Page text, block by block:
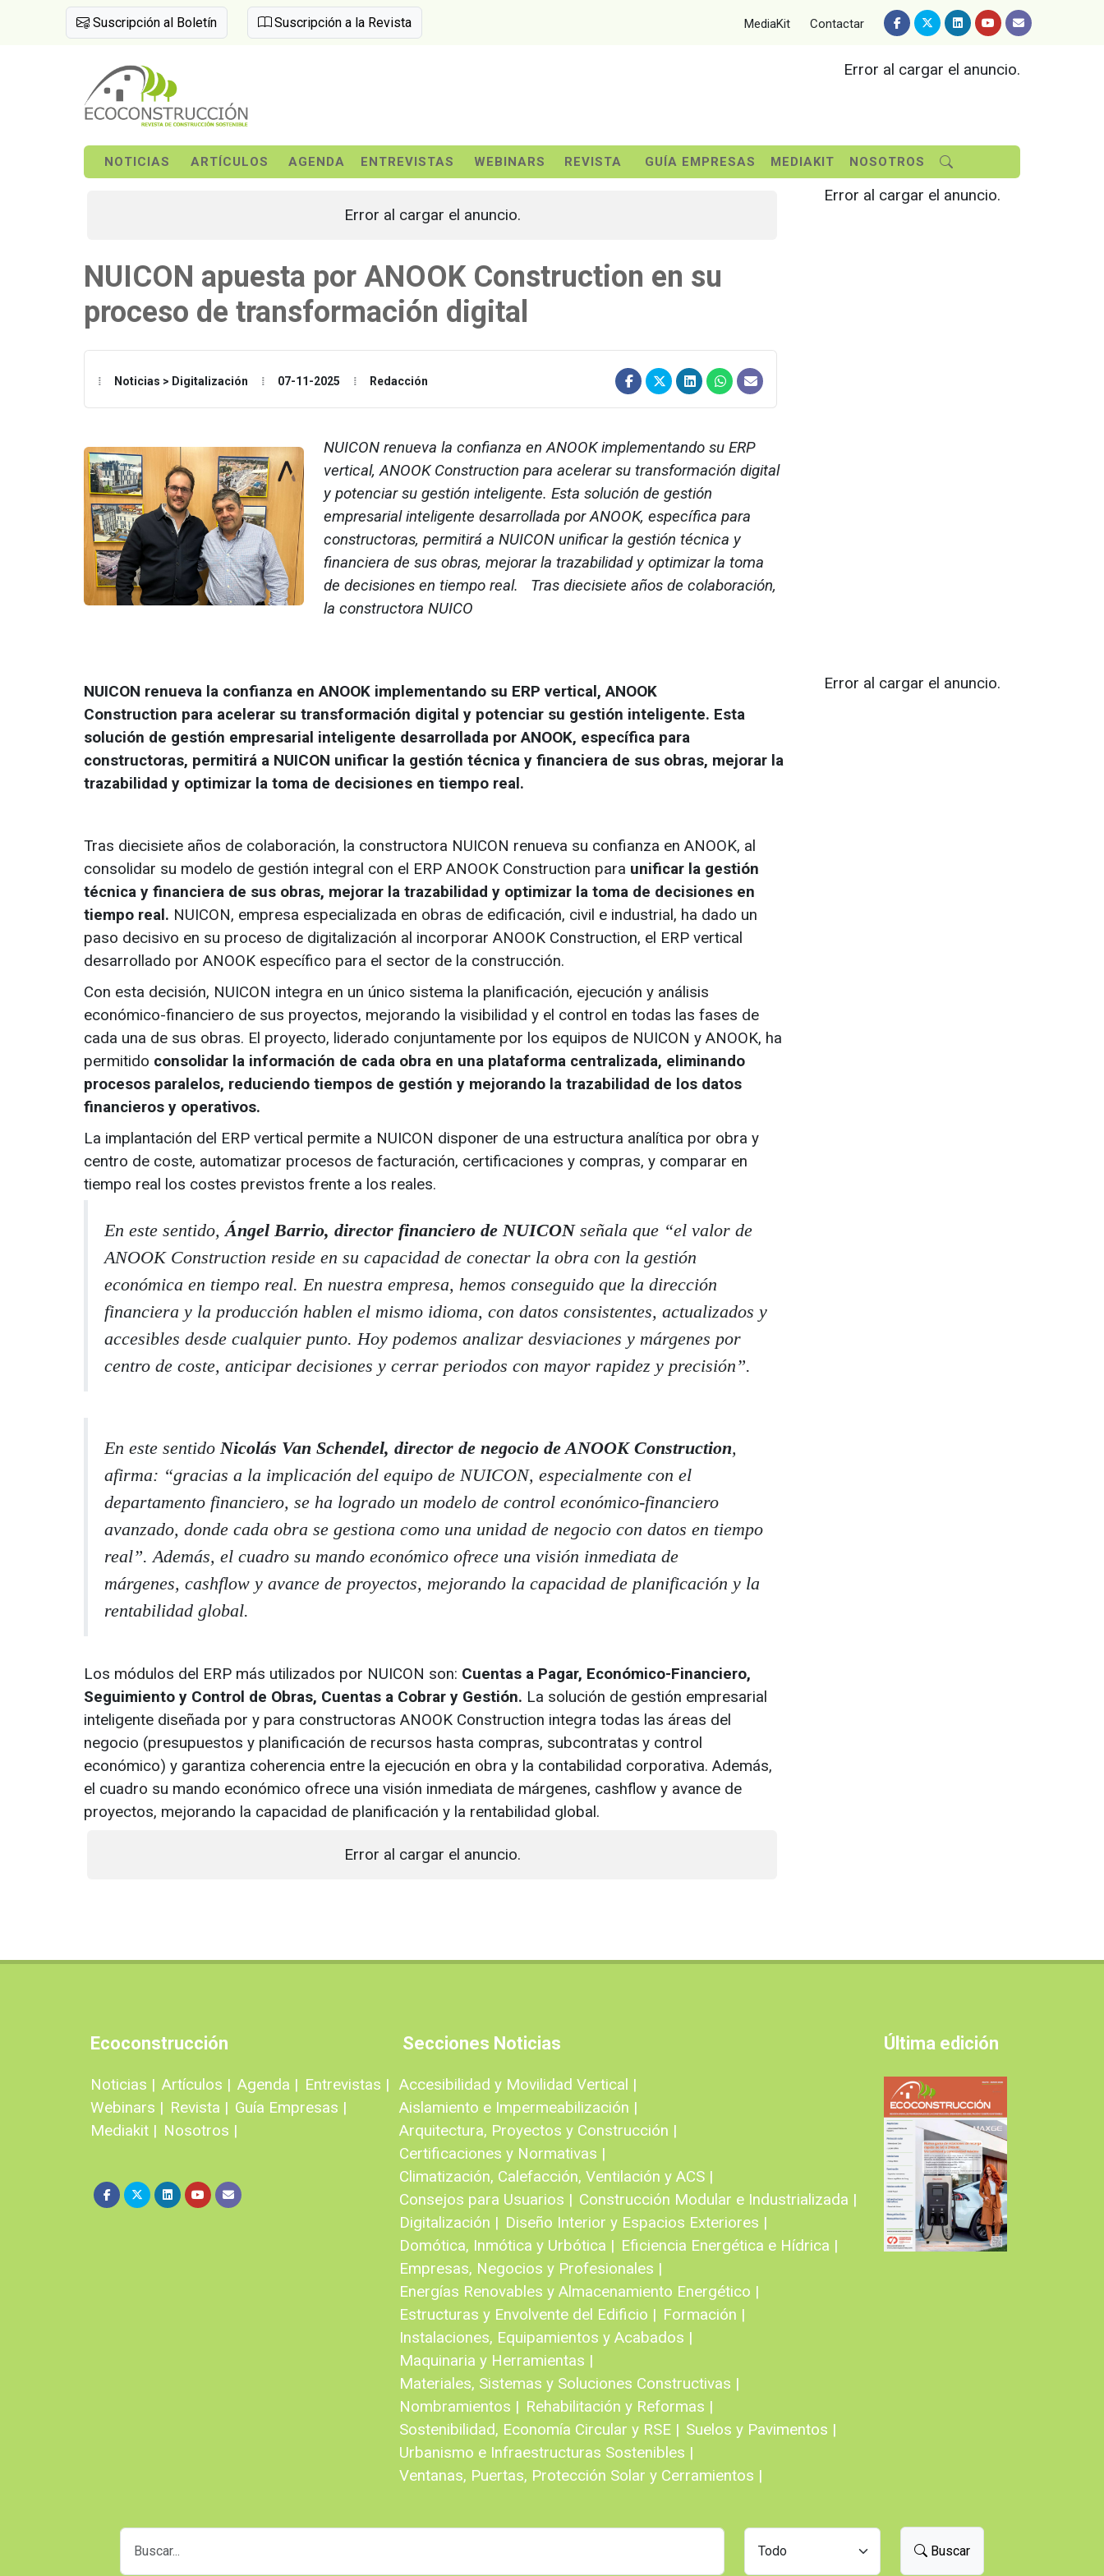
Suscripción al Boletín Suscripción a la Revista MediaKit Contactar
Error al cargar el anuncio.
NOTICIAS ARTÍCULOS AGENDA ENTREVISTAS WEBINARS REVISTA GUÍA EMPRESAS MEDIAKIT NOSOTROS
Error al cargar el anuncio.
NUICON apuesta por ANOOK Construction en su
proceso de transformación digital
Noticias > Digitalización 07-11-2025 Redacción
NUICON renueva la confianza en ANOOK implementando su ERP
vertical, ANOOK Construction para acelerar su transformación digital
y potenciar su gestión inteligente. Esta solución de gestión
empresarial inteligente desarrollada por ANOOK, específica para
constructoras, permitirá a NUICON unificar la gestión técnica y
financiera de sus obras, mejorar la trazabilidad y optimizar la toma
de decisiones en tiempo real. Tras diecisiete años de colaboración,
la constructora NUICO
Error al cargar el anuncio.
NUICON renueva la confianza en ANOOK implementando su ERP vertical, ANOOK
Construction para acelerar su transformación digital y potenciar su gestión inteligente. Esta
solución de gestión empresarial inteligente desarrollada por ANOOK, específica para
constructoras, permitirá a NUICON unificar la gestión técnica y financiera de sus obras, mejorar la
trazabilidad y optimizar la toma de decisiones en tiempo real.
Tras diecisiete años de colaboración, la constructora NUICON renueva su confianza en ANOOK, al
consolidar su modelo de gestión integral con el ERP ANOOK Construction para unificar la gestión
técnica y financiera de sus obras, mejorar la trazabilidad y optimizar la toma de decisiones en
tiempo real. NUICON, empresa especializada en obras de edificación, civil e industrial, ha dado un
paso decisivo en su proceso de digitalización al incorporar ANOOK Construction, el ERP vertical
desarrollado por ANOOK específico para el sector de la construcción.
Con esta decisión, NUICON integra en un único sistema la planificación, ejecución y análisis
económico-financiero de sus proyectos, mejorando la visibilidad y el control en todas las fases de
cada una de sus obras. El proyecto, liderado conjuntamente por los equipos de NUICON y ANOOK, ha
permitido consolidar la información de cada obra en una plataforma centralizada, eliminando
procesos paralelos, reduciendo tiempos de gestión y mejorando la trazabilidad de los datos
financieros y operativos.
La implantación del ERP vertical permite a NUICON disponer de una estructura analítica por obra y
centro de coste, automatizar procesos de facturación, certificaciones y compras, y comparar en
tiempo real los costes previstos frente a los reales.
En este sentido,Ángel Barrio, director financiero de NUICON señala que “el valor de
ANOOK Construction reside en su capacidad de conectar la obra con la gestión
económica en tiempo real. En nuestra empresa, hemos conseguido que la dirección
financiera y la producción hablen el mismo idioma, con datos consistentes, actualizados y
accesibles desde cualquier punto. Hoy podemos analizar desviaciones y márgenes por
centro de coste, anticipar decisiones y cerrar periodos con mayor rapidez y precisión”.
En este sentidoNicolás Van Schendel, director de negocio de ANOOK Construction,
afirma: “gracias a la implicación del equipo de NUICON, especialmente con el
departamento financiero, se ha logrado un modelo de control económico-financiero
avanzado, donde cada obra se gestiona como una unidad de negocio con datos en tiempo
real”. Además, el cuadro su mando económico ofrece una visión inmediata de
márgenes, cashflow y avance de proyectos, mejorando la capacidad de planificación y la
rentabilidad global.
Los módulos del ERP más utilizados por NUICON son: Cuentas a Pagar, Económico-Financiero,
Seguimiento y Control de Obras, Cuentas a Cobrar y Gestión. La solución de gestión empresarial
inteligente diseñada por y para constructoras ANOOK Construction integra todas las áreas del
negocio (presupuestos y planificación de recursos hasta compras, subcontratas y control
económico) y garantiza coherencia entre la ejecución en obra y la contabilidad corporativa. Además,
el cuadro su mando económico ofrece una visión inmediata de márgenes, cashflow y avance de
proyectos, mejorando la capacidad de planificación y la rentabilidad global.
Error al cargar el anuncio.
Error al cargar el anuncio.
Ecoconstrucción
Noticias | Artículos | Agenda | Entrevistas |
Webinars | Revista | Guía Empresas |
Mediakit | Nosotros |
Secciones Noticias
Accesibilidad y Movilidad Vertical |
Aislamiento e Impermeabilización |
Arquitectura, Proyectos y Construcción |
Certificaciones y Normativas |
Climatización, Calefacción, Ventilación y ACS |
Consejos para Usuarios | Construcción Modular e Industrializada |
Digitalización | Diseño Interior y Espacios Exteriores |
Domótica, Inmótica y Urbótica | Eficiencia Energética e Hídrica |
Empresas, Negocios y Profesionales |
Energías Renovables y Almacenamiento Energético |
Estructuras y Envolvente del Edificio | Formación |
Instalaciones, Equipamientos y Acabados |
Maquinaria y Herramientas |
Materiales, Sistemas y Soluciones Constructivas |
Nombramientos | Rehabilitación y Reformas |
Sostenibilidad, Economía Circular y RSE | Suelos y Pavimentos |
Urbanismo e Infraestructuras Sostenibles |
Ventanas, Puertas, Protección Solar y Cerramientos |
Última edición
Buscar